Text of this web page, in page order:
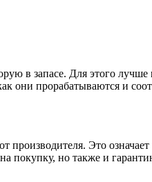
в запасе. Для этого
они прорабатываются и
Это
покупку, но также и